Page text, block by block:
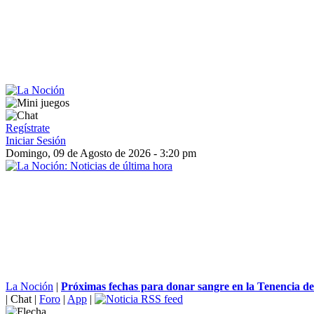
Regístrate
Iniciar Sesión
Domingo, 09 de Agosto de 2026 - 3:20 pm
La Noción | Próximas fechas para donar sangre en la Tenencia
| Chat | Foro | App |